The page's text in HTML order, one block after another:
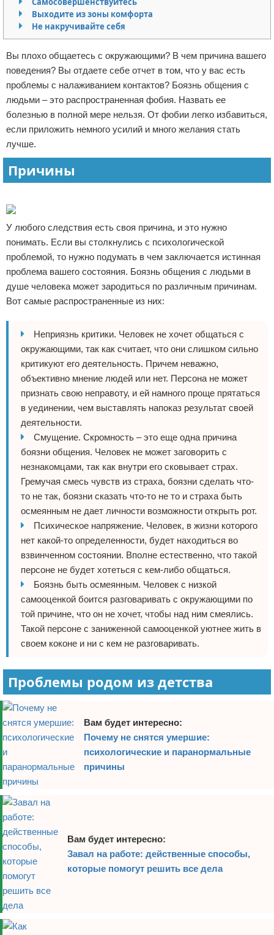
Финансы
Отказ от ответственности
Выходите из зоны комфорта
Не накручивайте себя
Вы плохо общаетесь с окружающими? В чем причина вашего
поведения? Вы отдаете себе отчет в том, что у вас есть
проблемы с налаживанием контактов? Боязнь общения с
людьми – это распространенная фобия. Назвать ее
болезнью в полной мере нельзя. От фобии легко избавиться,
если приложить немного усилий и много желания стать
лучше.
Причины
У любого следствия есть своя причина, и это нужно
понимать. Если вы столкнулись с психологической
проблемой, то нужно подумать в чем заключается истинная
проблема вашего состояния. Боязнь общения с людьми в
душе человека может зародиться по различным причинам.
Вот самые распространенные из них:
Неприязнь критики. Человек не хочет общаться с
окружающими, так как считает, что они слишком сильно
критикуют его деятельность. Причем неважно,
объективно мнение людей или нет. Персона не может
признать свою неправоту, и ей намного проще прятаться
в уединении, чем выставлять напоказ результат своей
деятельности.
Смущение. Скромность – это еще одна причина
боязни общения. Человек не может заговорить с
незнакомцами, так как внутри его сковывает страх.
Гремучая смесь чувств из страха, боязни сделать что-
то не так, боязни сказать что-то не то и страха быть
осмеянным не дает личности возможности открыть рот.
Психическое напряжение. Человек, в жизни которого
нет какой-то определенности, будет находиться во
взвинченном состоянии. Вполне естественно, что такой
персоне не будет хотеться с кем-либо общаться.
Боязнь быть осмеянным. Человек с низкой
самооценкой боится разговаривать с окружающими по
той причине, что он не хочет, чтобы над ним смеялись.
Такой персоне с заниженной самооценкой уютнее жить в
своем коконе и ни с кем не разговаривать.
Проблемы родом из детства
Вам будет интересно:
Почему не снятся умершие:
психологические и паранормальные
причины
Вам будет интересно:
Завал на работе: действенные способы,
которые помогут решить все дела